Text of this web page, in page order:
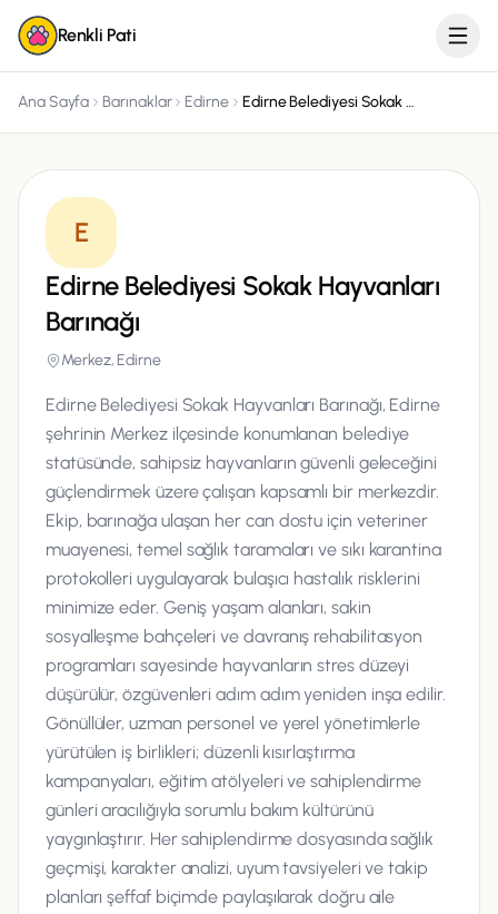
Renkli Pati
Ana Sayfa Barınaklar Edirne Edirne Belediyesi Sokak Hayvanları Barınağı
E
Edirne Belediyesi Sokak Hayvanları
Barınağı
Merkez, Edirne
Edirne Belediyesi Sokak Hayvanları Barınağı, Edirne
şehrinin Merkez ilçesinde konumlanan belediye
statüsünde, sahipsiz hayvanların güvenli geleceğini
güçlendirmek üzere çalışan kapsamlı bir merkezdir.
Ekip, barınağa ulaşan her can dostu için veteriner
muayenesi, temel sağlık taramaları ve sıkı karantina
protokolleri uygulayarak bulaşıcı hastalık risklerini
minimize eder. Geniş yaşam alanları, sakin
sosyalleşme bahçeleri ve davranış rehabilitasyon
programları sayesinde hayvanların stres düzeyi
düşürülür, özgüvenleri adım adım yeniden inşa edilir.
Gönüllüler, uzman personel ve yerel yönetimlerle
yürütülen iş birlikleri; düzenli kısırlaştırma
kampanyaları, eğitim atölyeleri ve sahiplendirme
günleri aracılığıyla sorumlu bakım kültürünü
yaygınlaştırır. Her sahiplendirme dosyasında sağlık
geçmişi, karakter analizi, uyum tavsiyeleri ve takip
planları şeffaf biçimde paylaşılarak doğru aile